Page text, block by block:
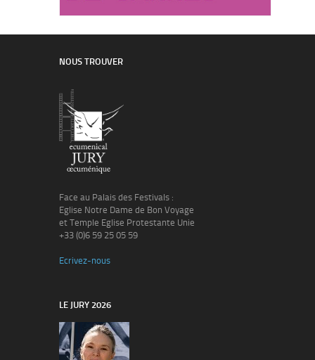
NOUS TROUVER
Face au Palais des Festivals :
Eglise Notre Dame de Bon Voyage
et Temple Eglise Protestante Unie
+33 (0)6 59 25 05 59
Ecrivez-nous
LE JURY 2026